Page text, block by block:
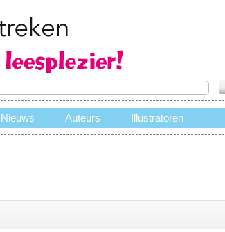
Nieuws Auteurs Illustratoren